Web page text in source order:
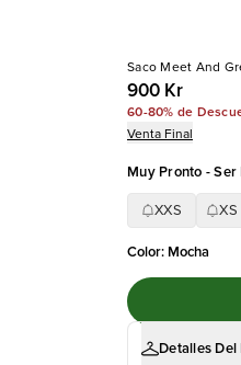
Saco Meet And
900 Kr
60-80% de
Venta Final
Muy Pronto -
XXS XS
Color: Mocha
Detalles